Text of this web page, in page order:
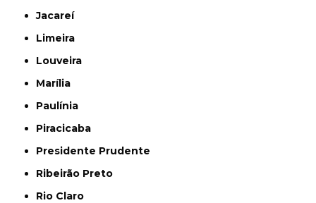
Jacareí
Limeira
Louveira
Marília
Paulínia
Piracicaba
Presidente Prudente
Ribeirão Preto
Rio Claro